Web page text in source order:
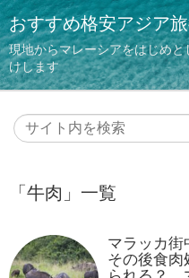
おすすめ格安アジア
現地からマレーシアをはじめ
けします
「牛肉 」 一覧
マラッカ街
その後食肉